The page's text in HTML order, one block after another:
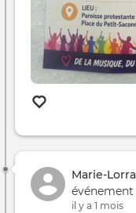
Marie-
événement
il y a 1 mois